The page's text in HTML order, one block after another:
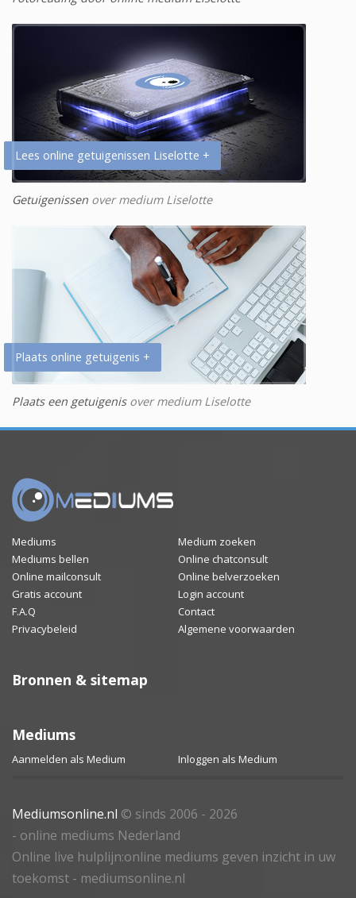
Lees online getuigenissen Liselotte +
Getuigenissen over medium Liselotte
Plaats online getuigenis +
Plaats een getuigenisover medium Liselotte
Mediums
Medium zoeken
Mediums bellen
Online chatconsult
Online mailconsult
Online belverzoeken
Gratis account
Login account
F.A.Q
Contact
Privacybeleid
Algemene voorwaarden
Bronnen & sitemap
Mediums
Aanmelden als Medium Inloggen als Medium
Mediumsonline.nl © sinds 2006 - 2026
- online mediums Nederland
Online live hulplijn:online mediums geven inzicht in uw
toekomst - mediumsonline.nl